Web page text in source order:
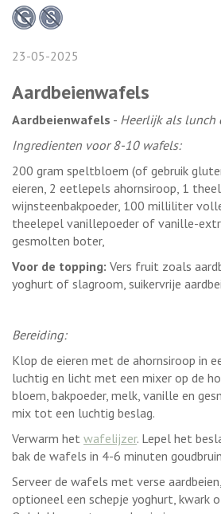
23-05-2025
Aardbeienwafels
Aardbeienwafels - Heerlijk als lunch
Ingredienten voor 8-10 wafels:
200 gram speltbloem (of gebruik
eieren, 2 eetlepels ahornsiroop, 1
wijnsteenbakpoeder, 100 milliliter
theelepel vanillepoeder of vanille-
gesmolten boter,
Voor de topping: Vers fruit zoals
yoghurt of slagroom, suikervrije
Bereiding:
Klop de eieren met de ahornsiroop in
luchtig en licht met een mixer op de
bloem, bakpoeder, melk, vanille en
mix tot een luchtig beslag.
Verwarm het wafelijzer. Lepel het
bak de wafels in 4-6 minuten
Serveer de wafels met verse
optioneel een schepje yoghurt, kwark